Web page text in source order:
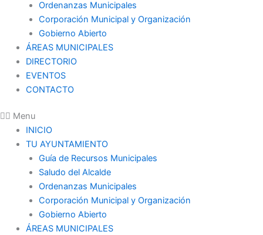
Ordenanzas Municipales
Corporación Municipal y Organización
Gobierno Abierto
ÁREAS MUNICIPALES
DIRECTORIO
EVENTOS
CONTACTO
Menu
INICIO
TU AYUNTAMIENTO
Guía de Recursos Municipales
Saludo del Alcalde
Ordenanzas Municipales
Corporación Municipal y Organización
Gobierno Abierto
ÁREAS MUNICIPALES